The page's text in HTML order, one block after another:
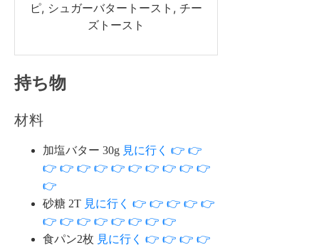
ピ, シュガーバタートースト, チー
ズトースト
持ち物
材料
加塩バター 30g 見に行く 👉 👉
👉 👉 👉 👉 👉 👉 👉 👉 👉 👉
👉
砂糖 2T 見に行く 👉 👉 👉 👉 👉
👉 👉 👉 👉 👉 👉 👉 👉
食パン2枚 見に行く 👉 👉 👉 👉